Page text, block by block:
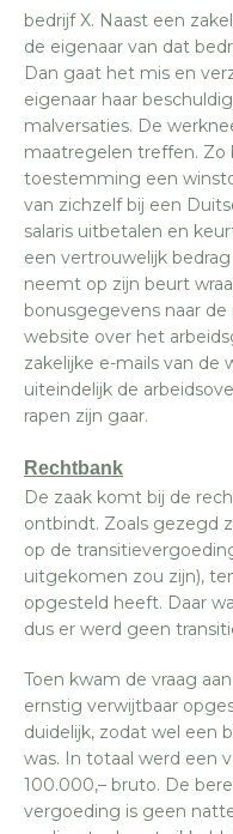
bedrijf X. Naast een
de eigenaar van dat
Dan gaat het mis en
eigenaar haar
malversaties. De
maatregelen treffen. Zo
toestemming een
van zichzelf bij een
salaris uitbetalen en
een vertrouwelijk
neemt op zijn beurt
bonusgegevens naar
website over het
zakelijke e-mails van
uiteindelijk de
rapen zijn gaar.
Rechtbank
De zaak komt bij de
ontbindt. Zoals gezegd
op de
uitgekomen zou zijn),
opgesteld heeft. Daar
dus er werd geen
Toen kwam de vraag
ernstig verwijtbaar
duidelijk, zodat wel een
was. In totaal werd een
100.000,– bruto. De
vergoeding is geen